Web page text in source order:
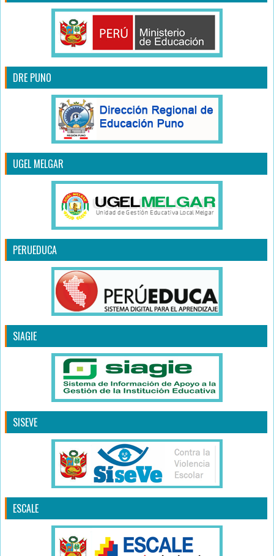
DRE PUNO
UGEL MELGAR
PERUEDUCA
SIAGIE
SISEVE
ESCALE